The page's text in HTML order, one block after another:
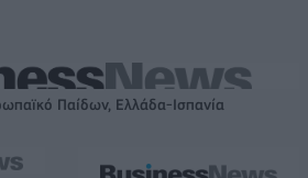
Παίδων, Ελλάδα-Ισπανία